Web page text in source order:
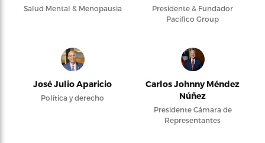
Salud Mental & Menopausia
Presidente & Fundador
Pacifico Group
José Julio Aparicio
Política y derecho
Carlos Johnny Méndez
Núñez
Presidente Cámara de
Representantes